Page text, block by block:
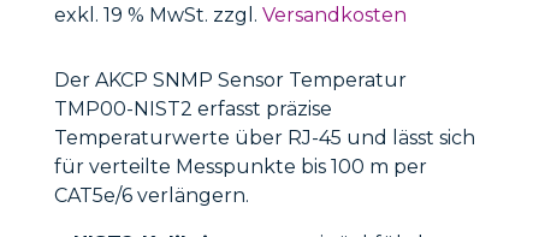
exkl. 19 % MwSt. zzgl. Versandkosten
Der AKCP SNMP Sensor Temperatur
TMP00-NIST2 erfasst präzise
Temperaturwerte über RJ-45 und lässt sich
für verteilte Messpunkte bis 100 m per
CAT5e/6 verlängern.